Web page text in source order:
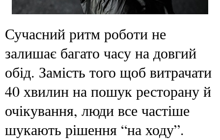
Сучасний ритм роботи не
залишає багато часу на довгий
обід. Замість того щоб витрачати
40 хвилин на пошук ресторану й
очікування, люди все частіше
шукають рішення “на ходу”.